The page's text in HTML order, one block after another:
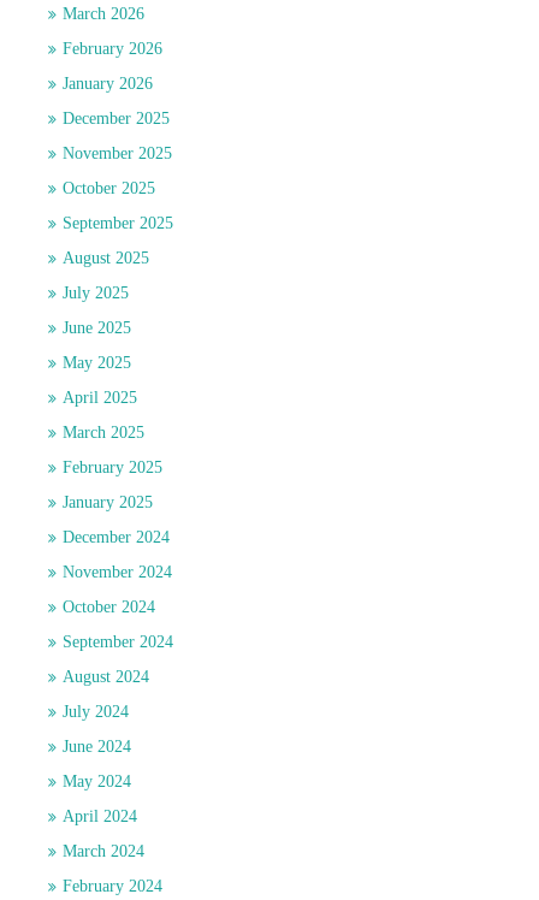
March 2026
February 2026
January 2026
December 2025
November 2025
October 2025
September 2025
August 2025
July 2025
June 2025
May 2025
April 2025
March 2025
February 2025
January 2025
December 2024
November 2024
October 2024
September 2024
August 2024
July 2024
June 2024
May 2024
April 2024
March 2024
February 2024